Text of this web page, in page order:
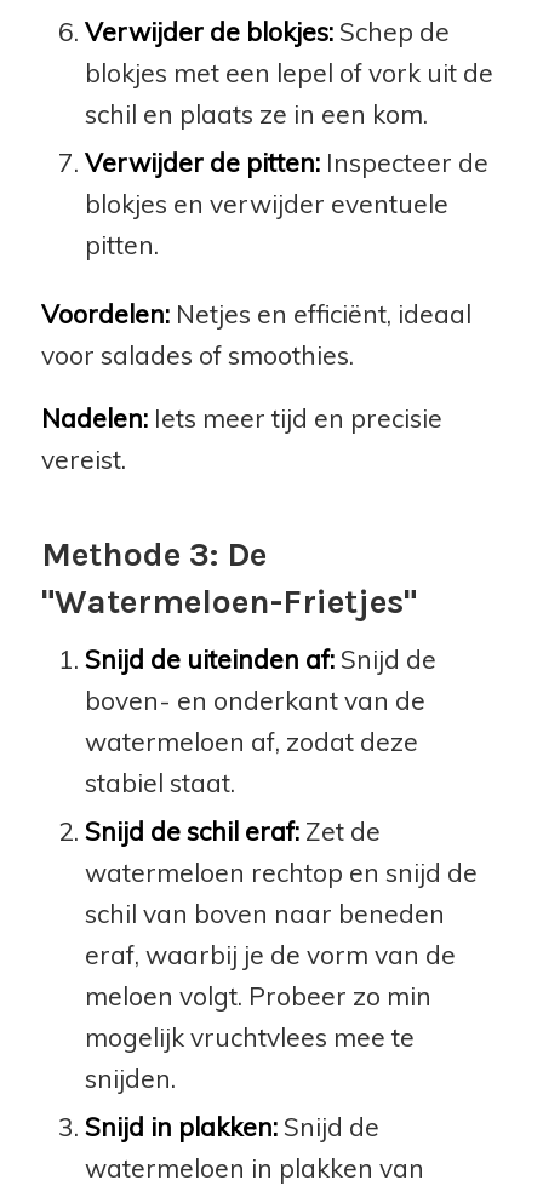
Verwijder de blokjes:Schep de
blokjes met een lepel of vork uit de
schil en plaats ze in een kom.
Verwijder de pitten:Inspecteer de
blokjes en verwijder eventuele
pitten.
Voordelen:Netjes en efficiënt, ideaal
voor salades of smoothies.
Nadelen:Iets meer tijd en precisie
vereist.
Methode 3: De
"Watermeloen-Frietjes"
Snijd de uiteinden af:Snijd de
boven- en onderkant van de
watermeloen af, zodat deze
stabiel staat.
Snijd de schil eraf:Zet de
watermeloen rechtop en snijd de
schil van boven naar beneden
eraf, waarbij je de vorm van de
meloen volgt. Probeer zo min
mogelijk vruchtvlees mee te
snijden.
Snijd in plakken:Snijd de
watermeloen in plakken van